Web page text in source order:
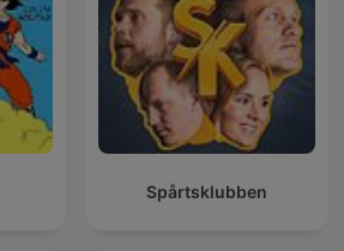
Spårtsklubben